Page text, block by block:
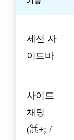
세션 사
이드바
사이드
채팅
(⌘+; /